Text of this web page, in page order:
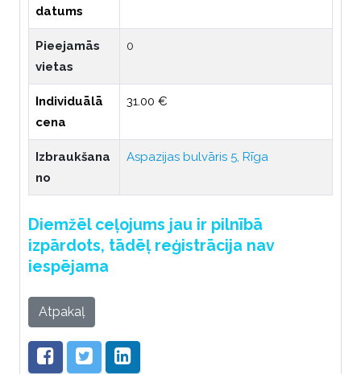
datums
Pieejamās
vietas
0
Individuālā
cena
31.00 €
Izbraukšana
no
Aspazijas bulvāris 5, Rīga
Diemžēl ceļojums jau ir pilnībā
izpārdots, tādēļ reģistrācija nav
iespējama
Atpakaļ